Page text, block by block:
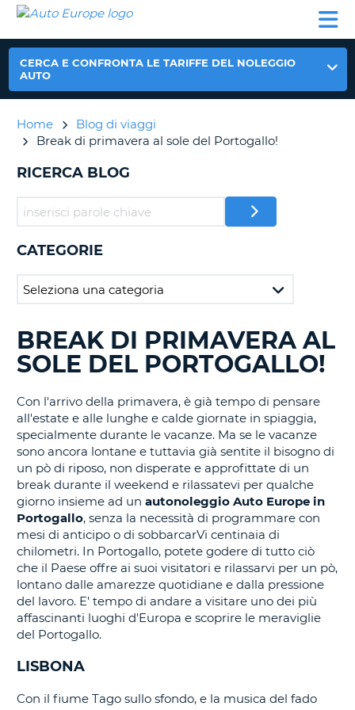
NOLEGGIO
NOLEGGIO
AUTO
EUROPE
NOLEGGIO
CAMPER
PARTNER
AIUTO
MIO
GESTISCI
ITALIA
CERCA E CONFRONTA LE TARIFFE DEL NOLEGGIO
AUTO
Home
Blog di viaggi
Break di primavera al sole del Portogallo!
RICERCA BLOG
CATEGORIE
RICERCA
BLOG
IN
CORSO......
BREAK DI PRIMAVERA AL
SOLE DEL PORTOGALLO!
Con l'arrivo della primavera, è già tempo di pensare
all'estate e alle lunghe e calde giornate in spiaggia,
specialmente durante le vacanze. Ma se le vacanze
sono ancora lontane e tuttavia già sentite il bisogno di
un pò di riposo, non disperate e approfittate di un
break durante il weekend e rilassatevi per qualche
giorno insieme ad un autonoleggio Auto Europe in
Portogallo, senza la necessità di programmare con
mesi di anticipo o di sobbarcarVi centinaia di
chilometri. In Portogallo, potete godere di tutto ciò
che il Paese offre ai suoi visitatori e rilassarvi per un pò,
lontano dalle amarezze quotidiane e dalla pressione
del lavoro. E' tempo di andare a visitare uno dei più
affascinanti luoghi d'Europa e scoprire le meraviglie
del Portogallo.
LISBONA
Con il fiume Tago sullo sfondo, e la musica del fado